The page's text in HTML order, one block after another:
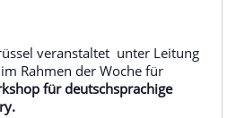
veranstaltet unter Leitung
Rahmen der Woche für
für deutschsprachige